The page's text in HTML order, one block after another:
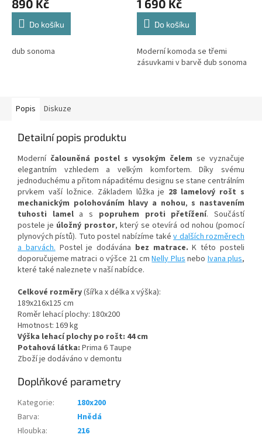
890 Kč
Do košíku
dub sonoma
1 690 Kč
Do košíku
Moderní komoda se třemi
zásuvkami v barvě dub sonoma
Popis Diskuze
Detailní popis produktu
Moderní čalouněná postel s vysokým čelem se vyznačuje
elegantním vzhledem a velkým komfortem. Díky svému
jednoduchému a přitom nápaditému designu se stane centrálním
prvkem vaší ložnice. Základem lůžka je 28 lamelový rošt s
mechanickým polohováním hlavy a nohou, s nastavením
tuhosti lamel a s popruhem proti přetížení. Součástí
postele je úložný prostor, který se otevírá od nohou (pomocí
plynových pístů). Tuto postel nabízíme takév dalších rozměrech
a barvách. Postel je dodávána bez matrace. K této posteli
doporučujeme matraci o výšce 21 cmNelly Plus nebo Ivana plus,
které také naleznete v naší nabídce.
Celkové rozměry(šířka x délka x výška):
189x216x125 cm
Roměr lehací plochy: 180x200
Hmotnost: 169 kg
Výška lehací plochy po rošt: 44 cm
Potahová látka: Prima 6 Taupe
Zboží je dodáváno v demontu
Doplňkové parametry
Kategorie:
180x200
Barva:
Hnědá
Hloubka:
216